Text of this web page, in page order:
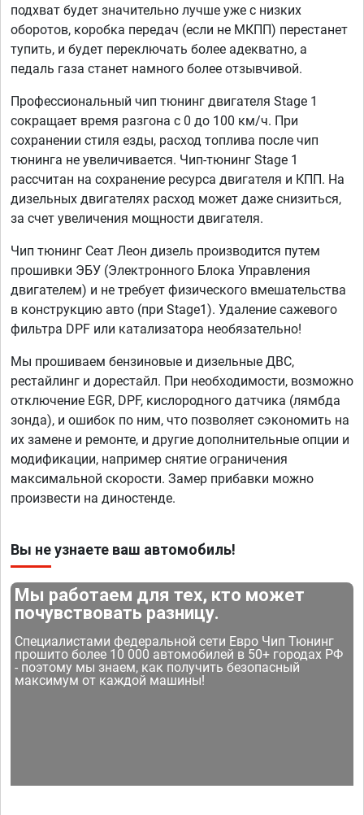
подхват будет значительно лучше уже с низких
оборотов, коробка передач (если не МКПП) перестанет
тупить, и будет переключать более адекватно, а
педаль газа станет намного более отзывчивой.
Профессиональный чип тюнинг двигателя Stage 1
сокращает время разгона с 0 до 100 км/ч. При
сохранении стиля езды, расход топлива после чип
тюнинга не увеличивается. Чип-тюнинг Stage 1
рассчитан на сохранение ресурса двигателя и КПП. На
дизельных двигателях расход может даже снизиться,
за счет увеличения мощности двигателя.
Чип тюнинг Сеат Леон дизель производится путем
прошивки ЭБУ (Электронного Блока Управления
двигателем) и не требует физического вмешательства
в конструкцию авто (при Stage1). Удаление сажевого
фильтра DPF или катализатора необязательно!
Мы прошиваем бензиновые и дизельные ДВС,
рестайлинг и дорестайл. При необходимости, возможно
отключение EGR, DPF, кислородного датчика (лямбда
зонда), и ошибок по ним, что позволяет сэкономить на
их замене и ремонте, и другие дополнительные опции и
модификации, например снятие ограничения
максимальной скорости. Замер прибавки можно
произвести на диностенде.
Вы не узнаете ваш автомобиль!
Мы работаем для тех, кто может
почувствовать разницу.
Специалистами федеральной сети Евро Чип Тюнинг
прошито более 10 000 автомобилей в 50+ городах РФ
- поэтому мы знаем, как получить безопасный
максимум от каждой машины!